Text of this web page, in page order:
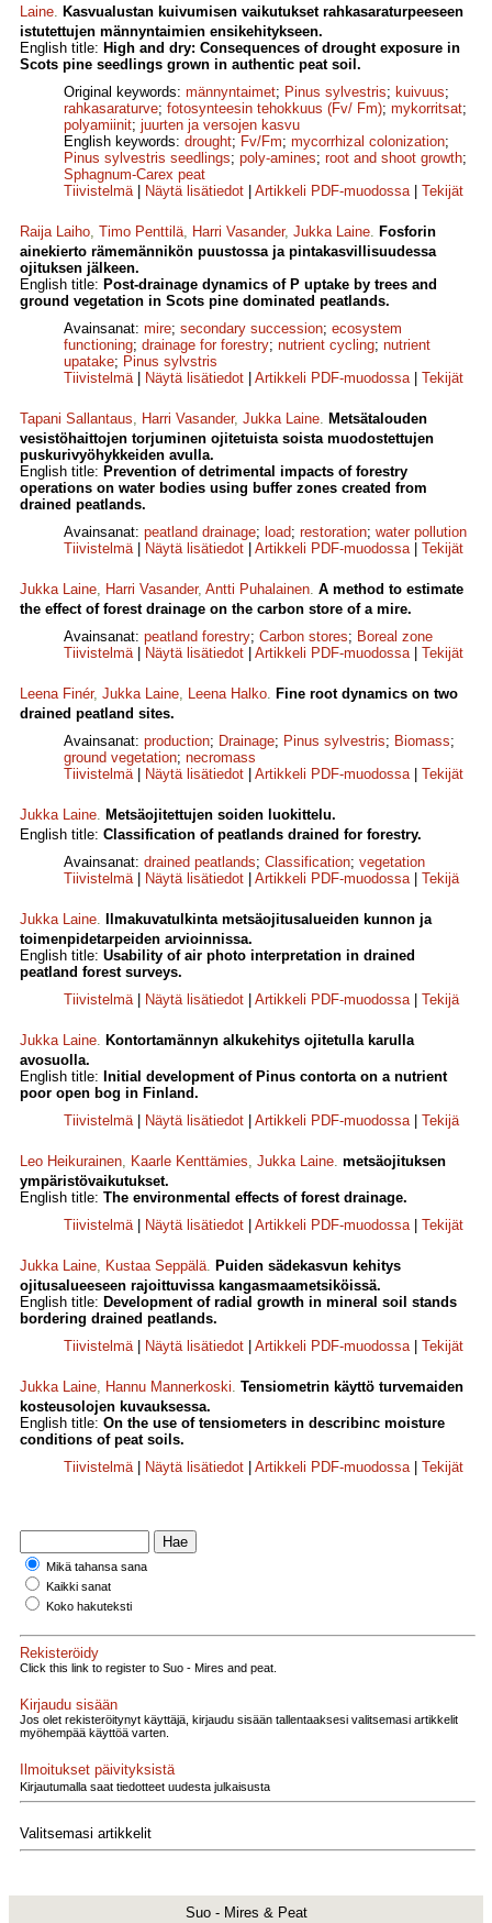
Laine. Kasvualustan kuivumisen vaikutukset rahkasaraturpeeseen
istutettujen männyntaimien ensikehitykseen.
English title: High and dry: Consequences of drought exposure in
Scots pine seedlings grown in authentic peat soil.
Original keywords: männyntaimet; Pinus sylvestris; kuivuus;
rahkasaraturve; fotosynteesin tehokkuus (Fv/ Fm); mykorritsat;
polyamiinit; juurten ja versojen kasvu
English keywords: drought; Fv/Fm; mycorrhizal colonization;
Pinus sylvestris seedlings; poly-amines; root and shoot growth;
Sphagnum-Carex peat
Tiivistelmä| Näytä lisätiedot Artikkeli PDF-muodossa| Tekijät
Raija Laiho, Timo Penttilä, Harri Vasander, Jukka Laine. Fosforin
ainekierto rämemännikön puustossa ja pintakasvillisuudessa
ojituksen jälkeen.
English title: Post-drainage dynamics of P uptake by trees and
ground vegetation in Scots pine dominated peatlands.
Avainsanat: mire; secondary succession; ecosystem
functioning; drainage for forestry; nutrient cycling; nutrient
upatake; Pinus sylvstris
Tiivistelmä| Näytä lisätiedot Artikkeli PDF-muodossa| Tekijät
Tapani Sallantaus, Harri Vasander, Jukka Laine. Metsätalouden
vesistöhaittojen torjuminen ojitetuista soista muodostettujen
puskurivyöhykkeiden avulla.
English title: Prevention of detrimental impacts of forestry
operations on water bodies using buffer zones created from
drained peatlands.
Avainsanat: peatland drainage; load; restoration; water pollution
Tiivistelmä| Näytä lisätiedot Artikkeli PDF-muodossa| Tekijät
Jukka Laine, Harri Vasander, Antti Puhalainen. A method to estimate
the effect of forest drainage on the carbon store of a mire.
Avainsanat: peatland forestry; Carbon stores; Boreal zone
Tiivistelmä| Näytä lisätiedot Artikkeli PDF-muodossa| Tekijät
Leena Finér, Jukka Laine, Leena Halko. Fine root dynamics on two
drained peatland sites.
Avainsanat: production; Drainage; Pinus sylvestris; Biomass;
ground vegetation; necromass
Tiivistelmä| Näytä lisätiedot Artikkeli PDF-muodossa| Tekijät
Jukka Laine. Metsäojitettujen soiden luokittelu.
English title: Classification of peatlands drained for forestry.
Avainsanat: drained peatlands; Classification; vegetation
Tiivistelmä| Näytä lisätiedot Artikkeli PDF-muodossa| Tekijä
Jukka Laine.
Ilmakuvatulkinta metsäojitusalueiden kunnon ja
toimenpidetarpeiden arvioinnissa.
English title: Usability of air photo interpretation in drained
peatland forest surveys.
Tiivistelmä| Näytä lisätiedot Artikkeli PDF-muodossa| Tekijä
Jukka Laine. Kontortamännyn alkukehitys ojitetulla karulla
avosuolla.
English title: Initial development of Pinus contorta on a nutrient
poor open bog in Finland.
Tiivistelmä| Näytä lisätiedot Artikkeli PDF-muodossa| Tekijä
Leo Heikurainen, Kaarle Kenttämies, Jukka Laine. metsäojituksen
ympäristövaikutukset.
English title: The environmental effects of forest drainage.
Tiivistelmä| Näytä lisätiedot Artikkeli PDF-muodossa| Tekijät
Jukka Laine, Kustaa Seppälä. Puiden sädekasvun kehitys
ojitusalueeseen rajoittuvissa kangasmaametsiköissä.
English title: Development of radial growth in mineral soil stands
bordering drained peatlands.
Tiivistelmä| Näytä lisätiedot Artikkeli PDF-muodossa| Tekijät
Jukka Laine, Hannu Mannerkoski. Tensiometrin käyttö turvemaiden
kosteusolojen kuvauksessa.
English title: On the use of tensiometers in describinc moisture
conditions of peat soils.
Tiivistelmä| Näytä lisätiedot Artikkeli PDF-muodossa| Tekijät
Mikä tahansa sana
Kaikki sanat
Koko hakuteksti
Rekisteröidy
Click this link to register to Suo - Mires and peat.
Kirjaudu sisään
Jos olet rekisteröitynyt käyttäjä, kirjaudu sisään tallentaaksesi valitsemasi artikkelit
myöhempää käyttöä varten.
Ilmoitukset päivityksistä
Kirjautumalla saat tiedotteet uudesta julkaisusta
Valitsemasi artikkelit
Suo - Mires & Peat